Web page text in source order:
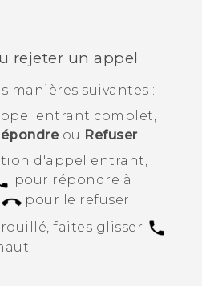
rejeter un appel
manières suivantes :
entrant complet,
ou Refuser.
d'appel entrant,
pour répondre à
pour le refuser.
faites glisser